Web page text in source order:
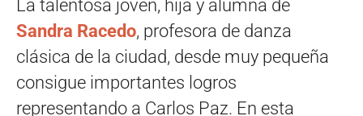
La talentosa joven, hija y alumna de
Sandra Racedo, profesora de danza
clásica de la ciudad, desde muy pequeña
consigue importantes logros
representando a Carlos Paz. En esta